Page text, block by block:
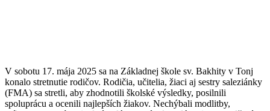
V sobotu 17. mája 2025 sa na Základnej škole sv. Bakhity v Tonj
konalo stretnutie rodičov. Rodičia, učitelia, žiaci aj sestry saleziánky
(FMA) sa stretli, aby zhodnotili školské výsledky, posilnili
spoluprácu a ocenili najlepších žiakov. Nechýbali modlitby,